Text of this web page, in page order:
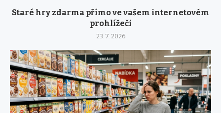
Staré hry zdarma přímo ve vašem internetovém
prohlížeči
23. 7. 2026